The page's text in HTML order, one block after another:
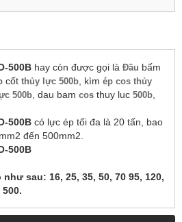
500B hay còn được gọi là Đầu bấm
cốt thủy lực 500b , kìm ép cos thủy
500b , dau bam cos thuy luc 500b
500B có lực ép tối đa là 20 tấn, bao
đến 500mm2.
500B
sau: 16, 25, 35, 50, 70 95, 120,
500.